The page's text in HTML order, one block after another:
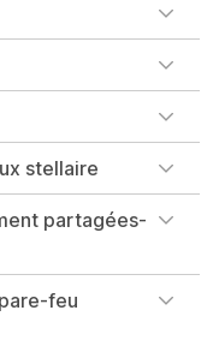
stellaire
partagées-
feu